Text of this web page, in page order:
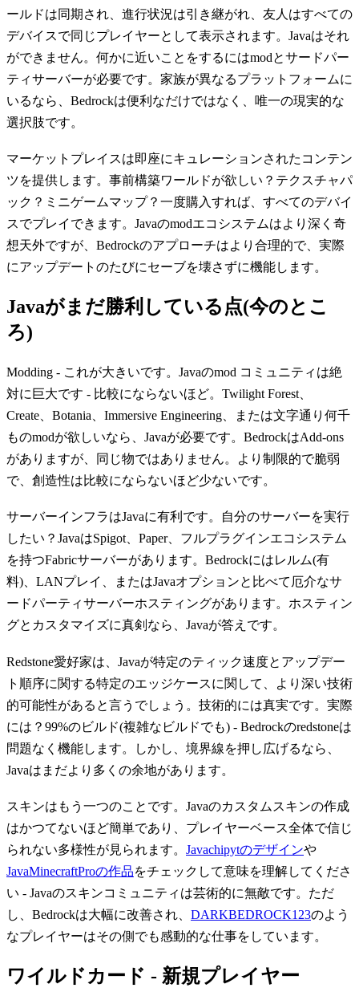
ールドは同期され、進行状況は引き継がれ、友人はすべての
デバイスで同じプレイヤーとして表示されます。Javaはそれ
ができません。何かに近いことをするにはmodとサードパー
ティサーバーが必要です。家族が異なるプラットフォームに
いるなら、Bedrockは便利なだけではなく、唯一の現実的な
選択肢です。
マーケットプレイスは即座にキュレーションされたコンテン
ツを提供します。事前構築ワールドが欲しい？テクスチャパ
ック？ミニゲームマップ？一度購入すれば、すべてのデバイ
スでプレイできます。Javaのmodエコシステムはより深く奇
想天外ですが、Bedrockのアプローチはより合理的で、実際
にアップデートのたびにセーブを壊さずに機能します。
Javaがまだ勝利している点(今のとこ
ろ)
Modding - これが大きいです。Javaのmod コミュニティは絶
対に巨大です - 比較にならないほど。Twilight Forest、
Create、Botania、Immersive Engineering、または文字通り何千
ものmodが欲しいなら、Javaが必要です。BedrockはAdd-ons
がありますが、同じ物ではありません。より制限的で脆弱
で、創造性は比較にならないほど少ないです。
サーバーインフラはJavaに有利です。自分のサーバーを実行
したい？JavaはSpigot、Paper、フルプラグインエコシステム
を持つFabricサーバーがあります。Bedrockにはレルム(有
料)、LANプレイ、またはJavaオプションと比べて厄介なサ
ードパーティサーバーホスティングがあります。ホスティン
グとカスタマイズに真剣なら、Javaが答えです。
Redstone愛好家は、Javaが特定のティック速度とアップデー
ト順序に関する特定のエッジケースに関して、より深い技術
的可能性があると言うでしょう。技術的には真実です。実際
には？99%のビルド(複雑なビルドでも) - Bedrockのredstoneは
問題なく機能します。しかし、境界線を押し広げるなら、
Javaはまだより多くの余地があります。
スキンはもう一つのことです。Javaのカスタムスキンの作成
はかつてないほど簡単であり、プレイヤーベース全体で信じ
られない多様性が見られます。 Javachipytのデザインや
JavaMinecraftProの作品をチェックして意味を理解してくださ
い - Javaのスキンコミュニティは芸術的に無敵です。ただ
し、Bedrockは大幅に改善され、 DARKBEDROCK123のよう
なプレイヤーはその側でも感動的な仕事をしています。
ワイルドカード - 新規プレイヤー